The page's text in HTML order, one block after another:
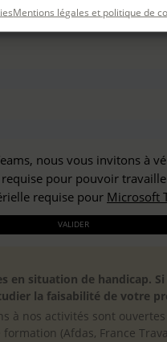
Mentions légales et politique de
nous vous invitons à
pour pouvoir
requise pour Microsoft
en situation de
la faisabilité de votre
à nos activités sont
(Afdas, France